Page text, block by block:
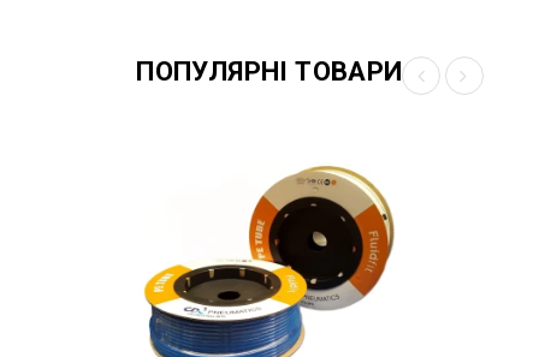
ПОПУЛЯРНІ ТОВАРИ